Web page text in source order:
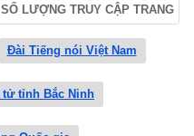
SỐ LƯỢNG TRUY CẬP TRANG
Đài Tiếng nói Việt Nam
tỉnh Bắc Ninh